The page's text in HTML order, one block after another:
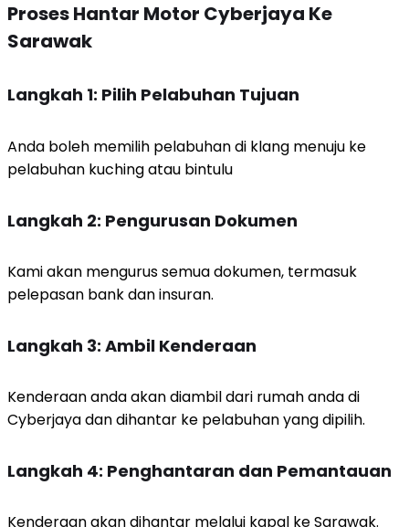
Proses Hantar Motor Cyberjaya Ke
Sarawak
Langkah 1: Pilih Pelabuhan Tujuan
Anda boleh memilih pelabuhan di klang menuju ke
pelabuhan kuching atau bintulu
Langkah 2: Pengurusan Dokumen
Kami akan mengurus semua dokumen, termasuk
pelepasan bank dan insuran.
Langkah 3: Ambil Kenderaan
Kenderaan anda akan diambil dari rumah anda di
Cyberjaya dan dihantar ke pelabuhan yang dipilih.
Langkah 4: Penghantaran dan Pemantauan
Kenderaan akan dihantar melalui kapal ke Sarawak.